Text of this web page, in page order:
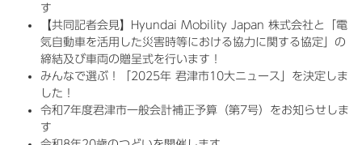
す
【共同記者会見】Hyundai Mobility Japan 株式会社と「電
気自動車を活用した災害時等における協力に関する協定」の
締結及び車両の贈呈式を行います！
みんなで選ぶ！「2025年 君津市10大ニュース」を決定しま
した！
令和7年度君津市一般会計補正予算（第7号）をお知らせしま
す